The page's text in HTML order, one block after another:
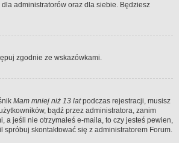
administratorów oraz dla siebie. Będziesz
zgodnie ze wskazówkami.
Mam mniej niż 13 latpodczas rejestracji, musisz
bądź przez administratora, zanim
jeśli nie otrzymałeś e-maila, to czy jesteś pewien,
skontaktować się z administratorem Forum.